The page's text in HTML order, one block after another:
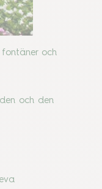
och
och den